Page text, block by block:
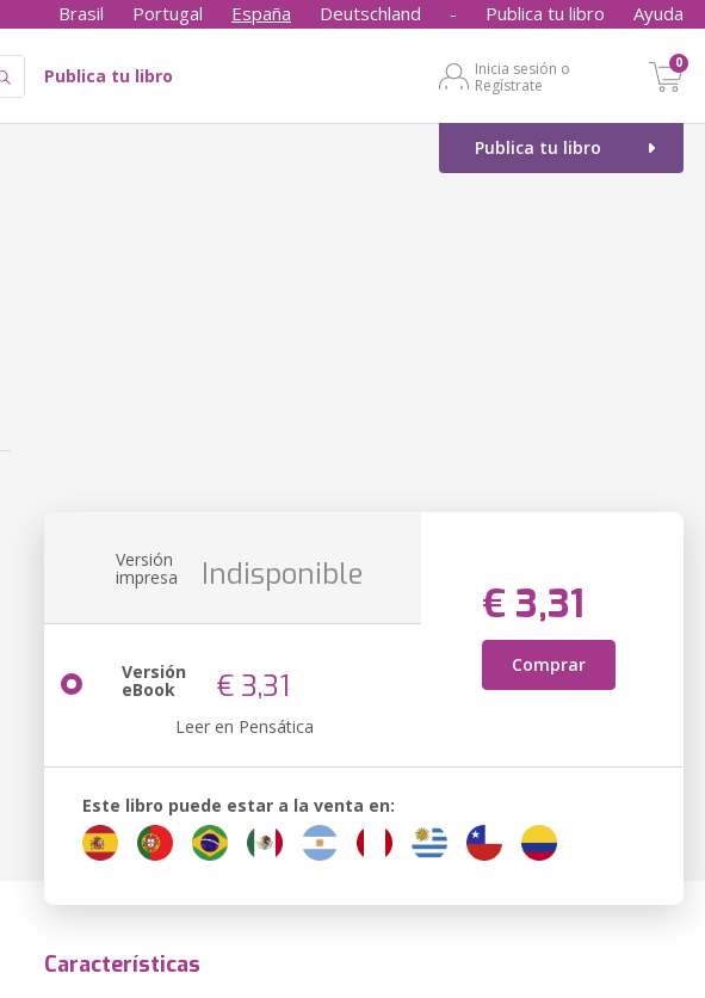
Brasil Portugal España Deutschland - Publica tu libro Ayuda
Publica tu libro
Inicia sesión o
Regístrate
0
Publica tu libro
Versión
impresa Indisponible
€ 3,31
Comprar
Versión
eBook € 3,31
Leer en Pensática
Este libro puede estar a la venta en:
Características